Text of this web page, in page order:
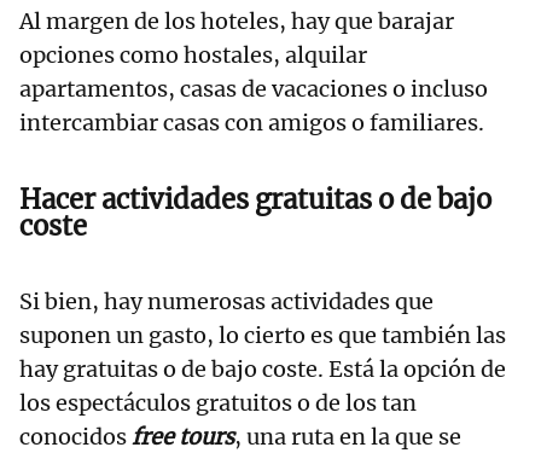
Al margen de los hoteles, hay que barajar
opciones como hostales, alquilar
apartamentos, casas de vacaciones o incluso
intercambiar casas con amigos o familiares.
Hacer actividades gratuitas o de bajo
coste
Si bien, hay numerosas actividades que
suponen un gasto, lo cierto es que también las
hay gratuitas o de bajo coste. Está la opción de
los espectáculos gratuitos o de los tan
conocidosfree tours, una ruta en la que se